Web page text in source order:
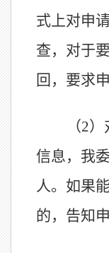
式上对申
查，对于
回，要求
（2
信息，我
人。如果
的，告知